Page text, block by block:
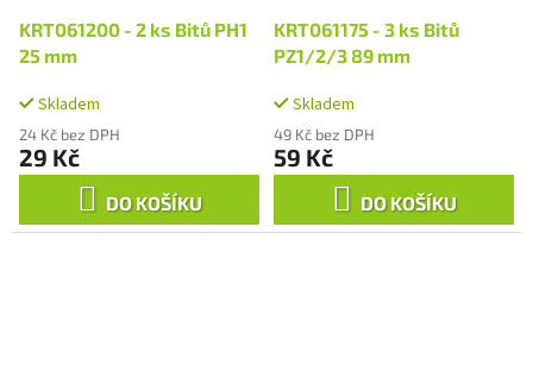
KRT061200 - 2 ks Bitů PH1
25 mm
Skladem
24 Kč bez DPH
29 Kč
DO KOŠÍKU
KRT061175 - 3 ks Bitů
PZ1/2/3 89 mm
Skladem
49 Kč bez DPH
59 Kč
DO KOŠÍKU